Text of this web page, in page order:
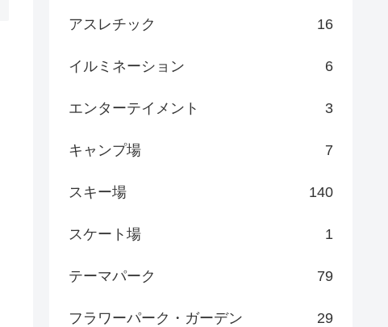
アスレチック 16
イルミネーション 6
エンターテイメント 3
キャンプ場 7
スキー場 140
スケート場 1
テーマパーク 79
フラワーパーク・ガーデン 29